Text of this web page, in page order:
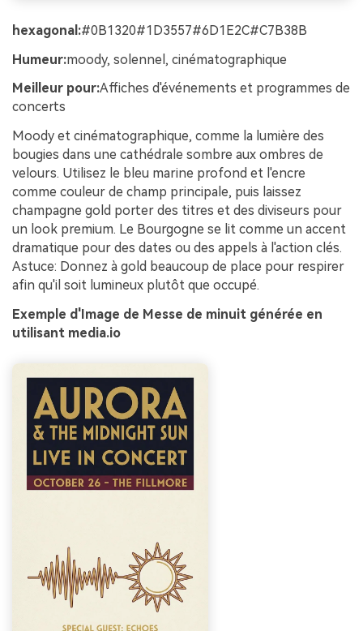
hexagonal:#0B1320#1D3557#6D1E2C#C7B38B
Humeur:moody, solennel, cinématographique
Meilleur pour:Affiches d'événements et programmes de
concerts
Moody et cinématographique, comme la lumière des
bougies dans une cathédrale sombre aux ombres de
velours. Utilisez le bleu marine profond et l'encre
comme couleur de champ principale, puis laissez
champagne gold porter des titres et des diviseurs pour
un look premium. Le Bourgogne se lit comme un accent
dramatique pour des dates ou des appels à l'action clés.
Astuce: Donnez à gold beaucoup de place pour respirer
afin qu'il soit lumineux plutôt que occupé.
Exemple d'Image de Messe de minuit générée en
utilisant media.io